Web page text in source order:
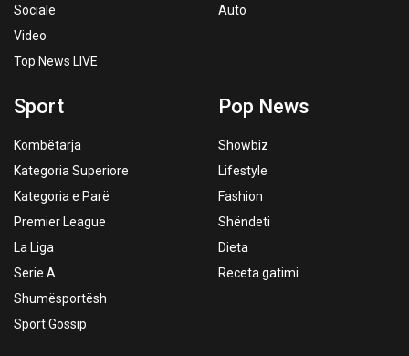
Sociale
Video
Top News LIVE
Auto
Sport
Kombëtarja
Kategoria Superiore
Kategoria e Parë
Premier League
La Liga
Serie A
Shumësportësh
Sport Gossip
Pop News
Showbiz
Lifestyle
Fashion
Shëndeti
Dieta
Receta gatimi